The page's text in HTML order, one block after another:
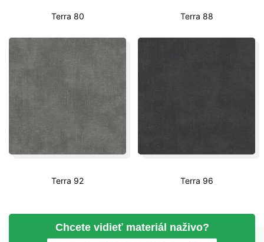
Terra 80 Terra 88
Terra 92 Terra 96
Chcete vidieť materiál naživo?